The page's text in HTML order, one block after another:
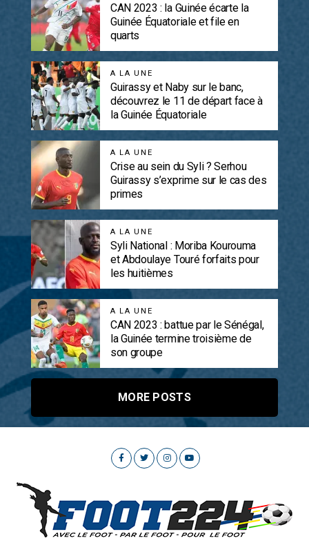
CAN 2023 : la Guinée écarte la
Guinée Équatoriale et file en
quarts
A LA UNE
Guirassy et Naby sur le banc,
découvrez le 11 de départ face à
la Guinée Équatoriale
A LA UNE
Crise au sein du Syli ? Serhou
Guirassy s’exprime sur le cas des
primes
A LA UNE
Syli National : Moriba Kourouma
et Abdoulaye Touré forfaits pour
les huitièmes
A LA UNE
CAN 2023 : battue par le Sénégal,
la Guinée termine troisième de
son groupe
MORE POSTS